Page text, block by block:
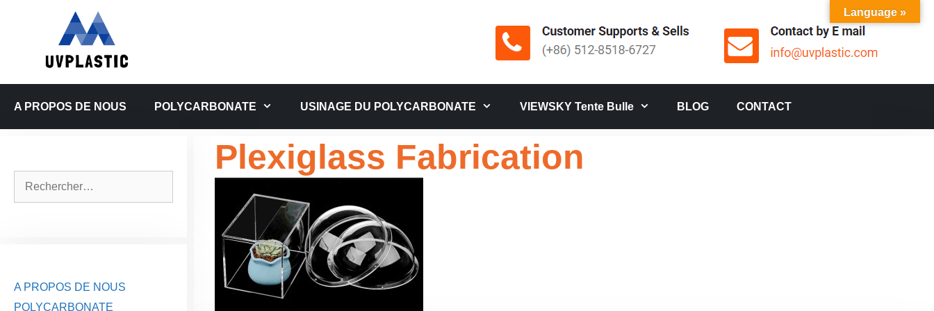
A PROPOS DE NOUS POLYCARBONATE USINAGE DU POLYCARBONATE VIEWSKY Tente Bulle BLOG CONTACT
Plexiglass Fabrication
A PROPOS DE NOUS
POLYCARBONATE
Language »